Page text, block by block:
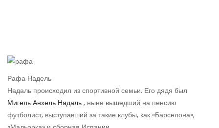
Рафа Надель
Надаль происходил из спортивной семьи. Его дядя был
Мигель Анхель Надаль , ныне вышедший на пенсию
футболист, выступавший за такие клубы, как «Барселона»,